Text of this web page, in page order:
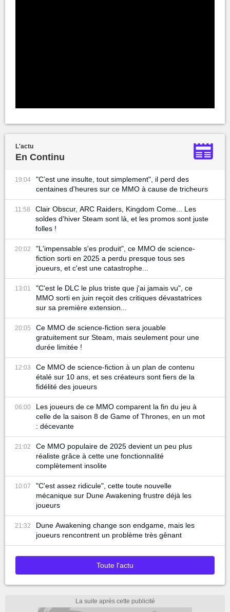
L'actu
En Continu
19:04
"C’est une insulte, tout simplement", il perd des
centaines d'heures sur ce MMO à cause de tricheurs
11:58
Clair Obscur, ARC Raiders, Kingdom Come... Les
soldes d'hiver Steam sont là, et les promos sont juste
folles !
20:02
"L'impensable s'es produit", ce MMO de science-
fiction sorti en 2025 a perdu presque tous ses
joueurs, et c'est une catastrophe...
13:01
"C'est le DLC le plus triste que j'ai jamais vu", ce
MMO sorti en juin reçoit des critiques dévastatrices
sur sa première extension...
20:05
Ce MMO de science-fiction sera jouable
gratuitement sur Steam, mais seulement pour une
durée limitée !
12:03
Ce MMO de science-fiction à un plan de contenu
étalé sur 10 ans, et ses créateurs sont fiers de la
fidélité des joueurs
06:00
Les joueurs de ce MMO comparent la fin du jeu à
celle de la saison 8 de Game of Thrones, en un mot
: décevante
21:02
Ce MMO populaire de 2025 devient un peu plus
réaliste grâce à cette une fonctionnalité
complètement insolite
10:07
"C'est assez ridicule", cette toute nouvelle
mécanique sur Dune Awakening frustre déjà les
joueurs
21:32
Dune Awakening change son endgame, mais les
joueurs rencontrent un problème très gênant
Toute l'actu